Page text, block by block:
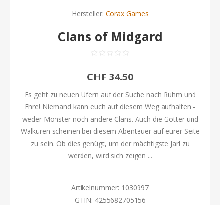
Hersteller: Corax Games
Clans of Midgard
CHF 34.50
Es geht zu neuen Ufern auf der Suche nach Ruhm und
Ehre! Niemand kann euch auf diesem Weg aufhalten -
weder Monster noch andere Clans. Auch die Götter und
Walküren scheinen bei diesem Abenteuer auf eurer Seite
zu sein. Ob dies genügt, um der mächtigste Jarl zu
werden, wird sich zeigen ...
Artikelnummer: 1030997
GTIN: 4255682705156